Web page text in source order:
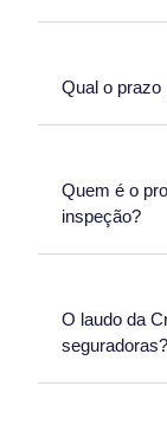
Qual o prazo
Quem é o
inspeção?
O laudo da
seguradoras?